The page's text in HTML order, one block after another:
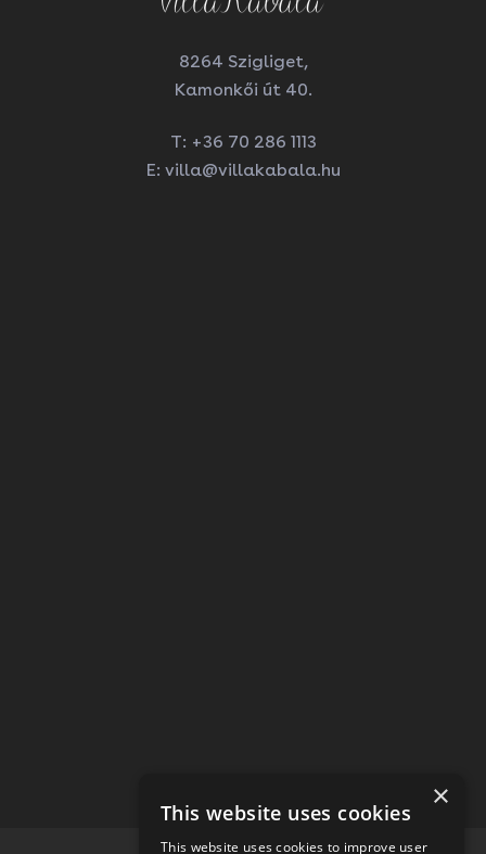
8264 Szigliget,
Kamonkői út 40.
T: +36 70 286 1113
E: villa@villakabala.hu
×
This website uses cookies
This website uses cookies to improve user